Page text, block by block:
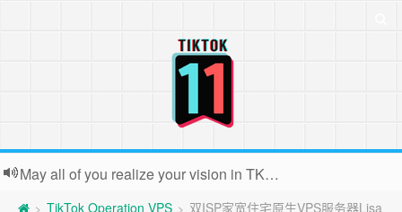
May all of you realize your vision in TK. Because the webmaster is usually very busy, backstage contact submissions can not all reply, very sorry!
> TikTok Operation VPS > 双ISP家宽住宅原生VPS服务器Lisa